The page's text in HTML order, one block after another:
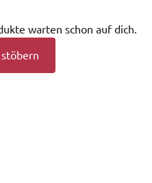
warten schon auf dich.